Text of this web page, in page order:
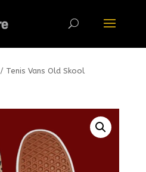
/ Tenis Vans Old Skool